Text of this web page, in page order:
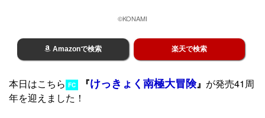
©KONAMI
Amazonで検索 楽天で検索
本日はこちら FC 『けっきょく南極大冒険』 が発売41周
年を迎えました！